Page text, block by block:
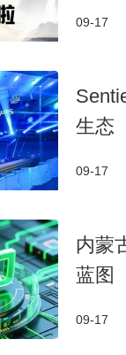
09-17
生态​
09-17
内蒙
蓝图
09-17